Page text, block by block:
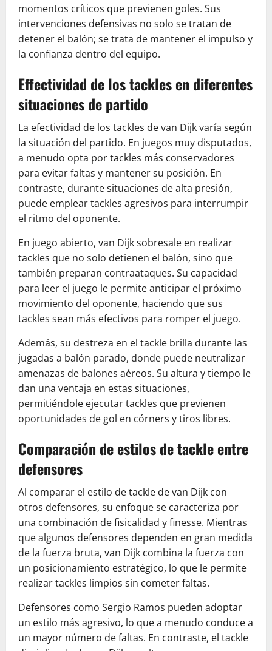
momentos críticos que previenen goles. Sus
intervenciones defensivas no solo se tratan de
detener el balón; se trata de mantener el impulso y
la confianza dentro del equipo.
Effectividad de los tackles en diferentes
situaciones de partido
La efectividad de los tackles de van Dijk varía según
la situación del partido. En juegos muy disputados,
a menudo opta por tackles más conservadores
para evitar faltas y mantener su posición. En
contraste, durante situaciones de alta presión,
puede emplear tackles agresivos para interrumpir
el ritmo del oponente.
En juego abierto, van Dijk sobresale en realizar
tackles que no solo detienen el balón, sino que
también preparan contraataques. Su capacidad
para leer el juego le permite anticipar el próximo
movimiento del oponente, haciendo que sus
tackles sean más efectivos para romper el juego.
Además, su destreza en el tackle brilla durante las
jugadas a balón parado, donde puede neutralizar
amenazas de balones aéreos. Su altura y tiempo le
dan una ventaja en estas situaciones,
permitiéndole ejecutar tackles que previenen
oportunidades de gol en córners y tiros libres.
Comparación de estilos de tackle entre
defensores
Al comparar el estilo de tackle de van Dijk con
otros defensores, su enfoque se caracteriza por
una combinación de fisicalidad y finesse. Mientras
que algunos defensores dependen en gran medida
de la fuerza bruta, van Dijk combina la fuerza con
un posicionamiento estratégico, lo que le permite
realizar tackles limpios sin cometer faltas.
Defensores como Sergio Ramos pueden adoptar
un estilo más agresivo, lo que a menudo conduce a
un mayor número de faltas. En contraste, el tackle